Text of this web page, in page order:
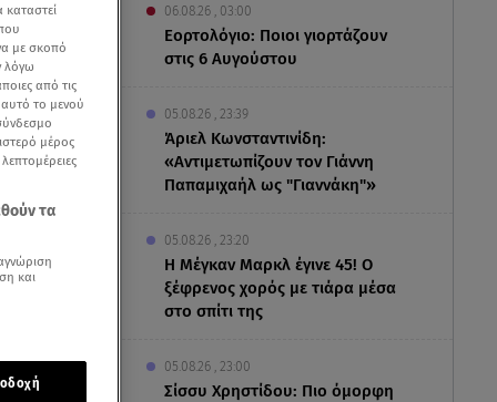
06.08.26 , 03:00
Εορτολόγιο: Ποιοι γιορτάζουν
στις 6 Αυγούστου
05.08.26 , 23:39
Άριελ Κωνσταντινίδη:
«Αντιμετωπίζουν τον Γιάννη
Παπαμιχαήλ ως "Γιαννάκη"»
05.08.26 , 23:20
Η Μέγκαν Μαρκλ έγινε 45! Ο
ξέφρενος χορός με τιάρα μέσα
στο σπίτι της
05.08.26 , 23:00
Σίσσυ Χρηστίδου: Πιο όμορφη
με σκοπό
λόγω
από τις
αυτό το μενού
μέρος
τα
και